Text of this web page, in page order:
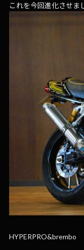
これを今回進化させま
HYPERPRO&brembo